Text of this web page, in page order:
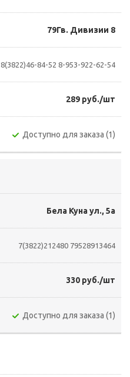
79Гв. Дивизии 8
8(3822)46-84-52 8-953-922-62-54
289 руб./шт
Доступно для заказа (1)
Бела Куна ул., 5а
7(3822)212480 79528913464
330 руб./шт
Доступно для заказа (1)